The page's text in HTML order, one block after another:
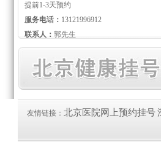
提前1-3天预约
服务电话： 13121996912
联系人： 郭先生
友情链接： 北京医院网上预约挂号